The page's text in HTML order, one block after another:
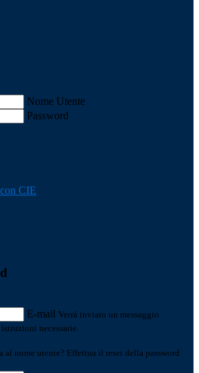
Nome Utente
Password
CIE
E-mail Verrà inviato un messaggio
necessarie.
al nome utente? Effettua il reset della password